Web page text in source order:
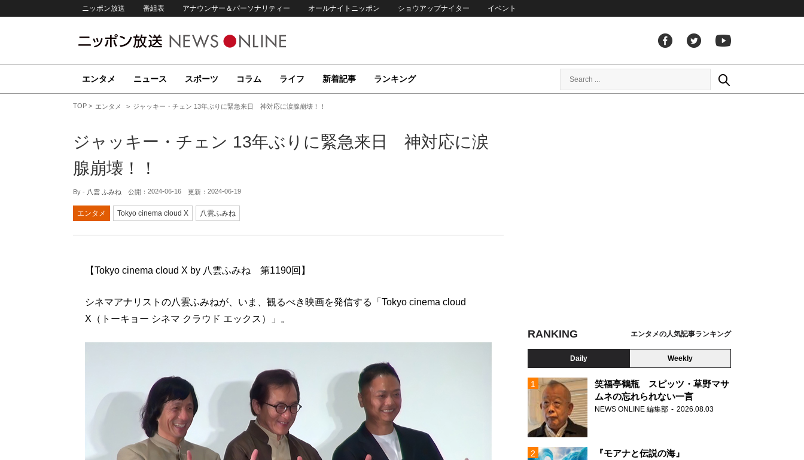
ニッポン放送 番組表 アナウンサー＆パーソナリティー オールナイトニッポン ショウアップナイター イベント
エンタメ ニュース スポーツ コラム ライフ 新着記事 ランキング
TOP エンタメ ジャッキー・チェン 13年ぶりに緊急来日 神対応に涙腺崩壊！！
ジャッキー・チェン 13年ぶりに緊急来日 神対応に涙
腺崩壊！！
By - 八雲 ふみね 公開： 2024-06-16 更新： 2024-06-19
エンタメ Tokyo cinema cloud X 八雲ふみね
【Tokyo cinema cloud X by 八雲ふみね 第1190回】
シネマアナリストの八雲ふみねが、いま、観るべき映画を発信する「Tokyo cinema cloud
X（トーキョー シネマ クラウド エックス）」。
RANKING エンタメの人気記事ランキング
Daily Weekly
笑福亭鶴瓶 スピッツ・草野マサ
ムネの忘れられない一言
NEWS ONLINE 編集部 2026.08.03
『モアナと伝説の海』